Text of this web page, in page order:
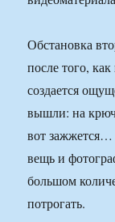
Обстановка
после того,
создается
вышли: на
вот зажжется…
вещь и
большом
потрогать.